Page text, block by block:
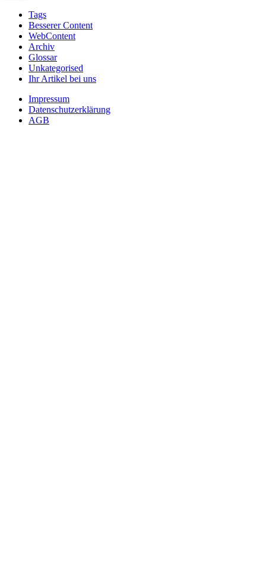
Tags
Besserer Content
WebContent
Archiv
Glossar
Unkategorised
Ihr Artikel bei uns
Impressum
Datenschutzerklärung
AGB